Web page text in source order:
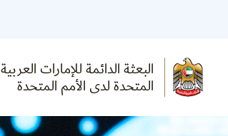
البعثة الدائمة للإمارات العربية
المتحدة لدى الأمم المتحدة